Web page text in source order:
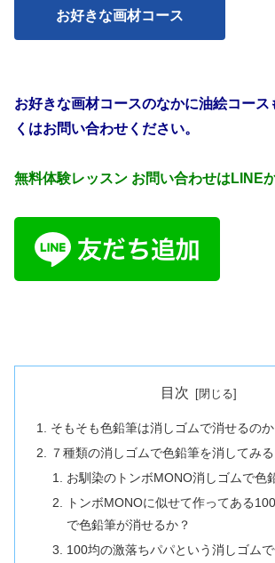
お好きな画材コース
お好きな画材コースのなかに油絵コース
くはお問い合わせください。
無料体験レッスン お問い合わせはLINE
目次
そもそも色鉛筆は消しゴムで消せるのか
７種類の消しゴムで色鉛筆を消してみる
お馴染のトンボMONO消しゴムで色
トンボMONOに似せて作ってある
で色鉛筆が消せるか？
100均の激落ちパパという消しゴム